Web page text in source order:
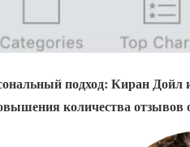
подход: Киран
количества отзывов